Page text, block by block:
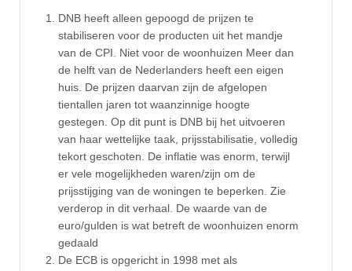
DNB heeft alleen gepoogd de prijzen te
stabiliseren voor de producten uit het mandje
van de CPI. Niet voor de woonhuizen Meer dan
de helft van de Nederlanders heeft een eigen
huis. De prijzen daarvan zijn de afgelopen
tientallen jaren tot waanzinnige hoogte
gestegen. Op dit punt is DNB bij het uitvoeren
van haar wettelijke taak, prijsstabilisatie, volledig
tekort geschoten. De inflatie was enorm, terwijl
er vele mogelijkheden waren/zijn om de
prijsstijging van de woningen te beperken. Zie
verderop in dit verhaal. De waarde van de
euro/gulden is wat betreft de woonhuizen enorm
gedaald
De ECB is opgericht in 1998 met als